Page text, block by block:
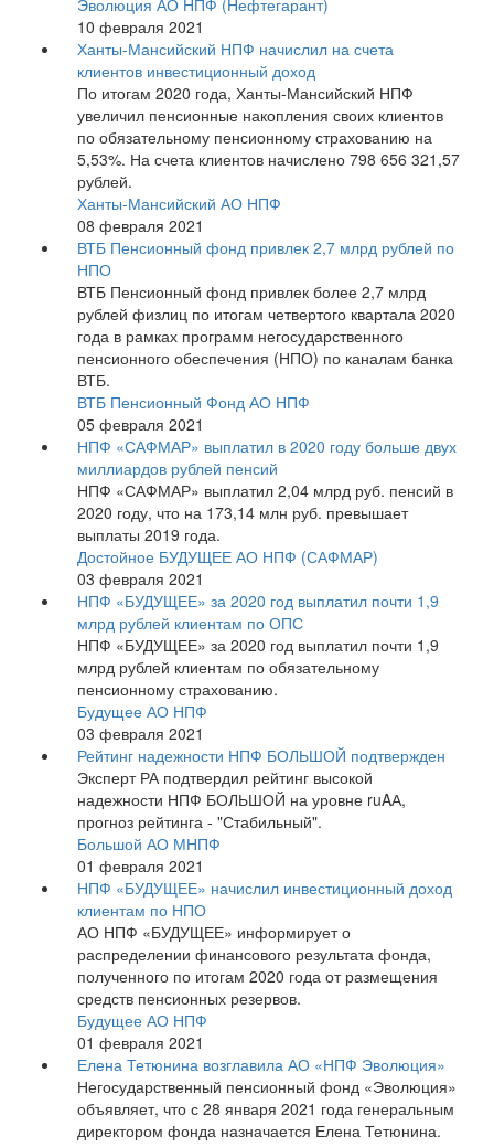
Эволюция АО НПФ (Нефтегарант)
10 февраля 2021
Ханты-Мансийский НПФ начислил на счета
клиентов инвестиционный доход
По итогам 2020 года, Ханты-Мансийский НПФ
увеличил пенсионные накопления своих клиентов
по обязательному пенсионному страхованию на
5,53%. На счета клиентов начислено 798 656 321,57
рублей.
Ханты-Мансийский АО НПФ
08 февраля 2021
ВТБ Пенсионный фонд привлек 2,7 млрд рублей по
НПО
ВТБ Пенсионный фонд привлек более 2,7 млрд
рублей физлиц по итогам четвертого квартала 2020
года в рамках программ негосударственного
пенсионного обеспечения (НПО) по каналам банка
ВТБ.
ВТБ Пенсионный Фонд АО НПФ
05 февраля 2021
НПФ «САФМАР» выплатил в 2020 году больше двух
миллиардов рублей пенсий
НПФ «САФМАР» выплатил 2,04 млрд руб. пенсий в
2020 году, что на 173,14 млн руб. превышает
выплаты 2019 года.
Достойное БУДУЩЕЕ АО НПФ (САФМАР)
03 февраля 2021
НПФ «БУДУЩЕЕ» за 2020 год выплатил почти 1,9
млрд рублей клиентам по ОПС
НПФ «БУДУЩЕЕ» за 2020 год выплатил почти 1,9
млрд рублей клиентам по обязательному
пенсионному страхованию.
Будущее АО НПФ
03 февраля 2021
Рейтинг надежности НПФ БОЛЬШОЙ подтвержден
Эксперт РА подтвердил рейтинг высокой
надежности НПФ БОЛЬШОЙ на уровне ruAА,
прогноз рейтинга - "Стабильный".
Большой АО МНПФ
01 февраля 2021
НПФ «БУДУЩЕЕ» начислил инвестиционный доход
клиентам по НПО
АО НПФ «БУДУЩЕЕ» информирует о
распределении финансового результата фонда,
полученного по итогам 2020 года от размещения
средств пенсионных резервов.
Будущее АО НПФ
01 февраля 2021
Елена Тетюнина возглавила АО «НПФ Эволюция»
Негосударственный пенсионный фонд «Эволюция»
объявляет, что с 28 января 2021 года генеральным
директором фонда назначается Елена Тетюнина.